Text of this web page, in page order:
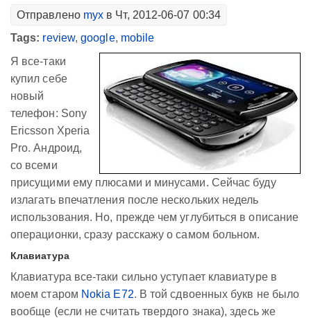
Отправлено myx в Чт, 2012-06-07 00:34
Tags: review,google, mobile
Я все-таки
купил себе
новый
телефон: Sony
Ericsson Xperia
Pro. Андроид,
со всеми
присущими ему плюсами и минусами. Сейчас буду
излагать впечатления после нескольких недель
использования. Но, прежде чем углубиться в описание
операционки, сразу расскажу о самом больном.
Клавиатура
Клавиатура все-таки сильно уступает клавиатуре в
моем старом Nokia E72. В той сдвоенных букв не было
вообще (если не считать твердого знака), здесь же